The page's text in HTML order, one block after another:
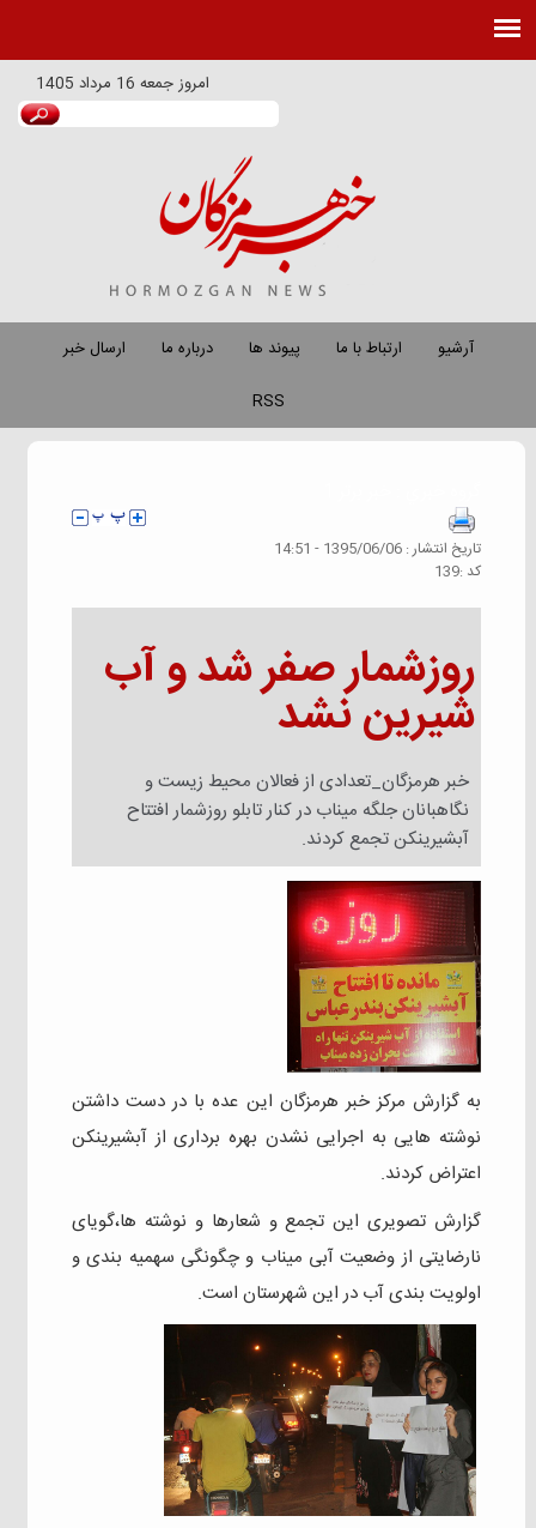
امروزجمعه 16 مرداد 1405
آرشیو ارتباط با ما پیوند ها درباره ما
ارسال خبر
RSS
تاريخ انتشار : 1395/06/06 - 14:51
كد :139
روزشمار صفر شد و آب
شیرین نشد
خبر هرمزگان_تعدادی از فعالان محیط زیست و
نگاهبانان جلگه میناب در کنار تابلو روزشمار افتتاح
آبشیرینکن تجمع کردند.
به گزارش مرکز خبر هرمزگان این عده با در دست داشتن
نوشته هایی به اجرایی نشدن بهره برداری از آبشیرینکن
اعتراض کردند.
گزارش تصویری این تجمع و شعارها و نوشته ها،گویای
نارضایتی از وضعیت آبی میناب و چگونگی سهمیه بندی و
اولویت بندی آب در این شهرستان است.